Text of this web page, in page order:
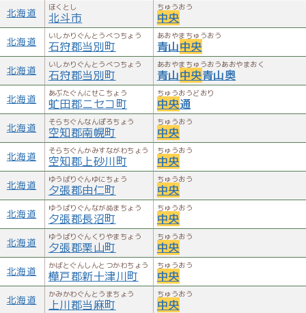
北海道 ほくとし
北斗市
ちゅうおう
中央
北海道 いしかりぐんとうべつちょう
石狩郡当別町
あおやまちゅうおう
青山中央
北海道 いしかりぐんとうべつちょう
石狩郡当別町
あおやまちゅうおうあおやまおく
青山中央青山奥
北海道 あぶたぐんにせこちょう
虻田郡ニセコ町
ちゅうおうどおり
中央通
北海道 そらちぐんなんぽろちょう
空知郡南幌町
ちゅうおう
中央
北海道 そらちぐんかみすながわちょう
空知郡上砂川町
ちゅうおう
中央
北海道 ゆうばりぐんゆにちょう
夕張郡由仁町
ちゅうおう
中央
北海道 ゆうばりぐんながぬまちょう
夕張郡長沼町
ちゅうおう
中央
北海道 ゆうばりぐんくりやまちょう
夕張郡栗山町
ちゅうおう
中央
北海道 かばとぐんしんとつかわちょう
樺戸郡新十津川町
ちゅうおう
中央
北海道 かみかわぐんとうまちょう
上川郡当麻町
ちゅうおう
中央